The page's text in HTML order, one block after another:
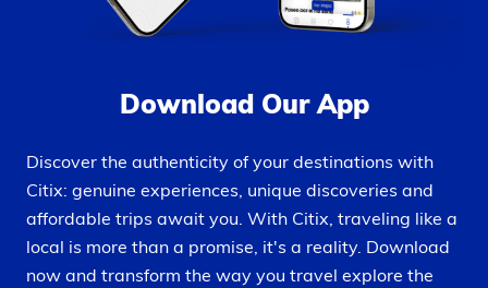
Download Our App
Discover the authenticity of your destinations with
Citix: genuine experiences, unique discoveries and
affordable trips await you. With Citix, traveling like a
local is more than a promise, it's a reality. Download
now and transform the way you travel explore the